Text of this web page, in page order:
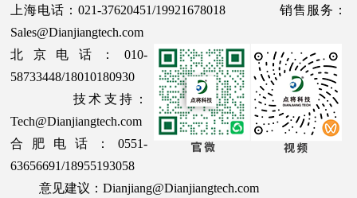
上海电话：021-37620451/19921678018 销售服务：
Sales@Dianjiangtech.com
北京电话：010-
58733448/18010180930
技术支持：
Tech@Dianjiangtech.com
合肥电话：0551-
63656691/18955193058
意见建议：Dianjiang@Dianjiangtech.com